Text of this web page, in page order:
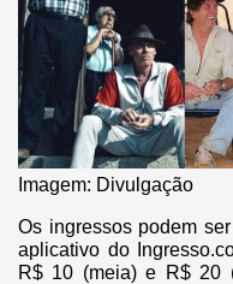
Imagem: Divulgação
Os ingressos podem
aplicativo do
R$ 10 (meia) e R$ 20